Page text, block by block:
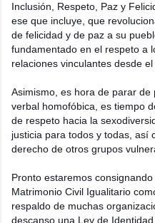
Inclusión, Respeto, Paz y
ese que incluye, que
de felicidad y de paz a su
fundamentado en el respeto a
relaciones vinculantes desde
Asimismo, es hora de parar
verbal homofóbica, es tiempo
de respeto hacia la
justicia para todos y todas, así
derecho de otros grupos
Pronto estaremos
Matrimonio Civil Igualitario
respaldo de muchas
descanso una Ley de